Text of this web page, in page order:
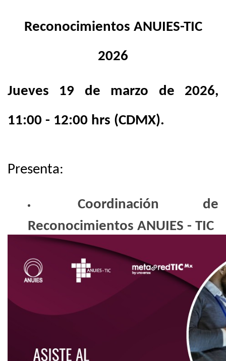
Reconocimientos ANUIES-TIC
2026
Jueves 19 de marzo de 2026,
11:00 - 12:00 hrs (CDMX).
Presenta:
Coordinación de
Reconocimientos ANUIES - TIC